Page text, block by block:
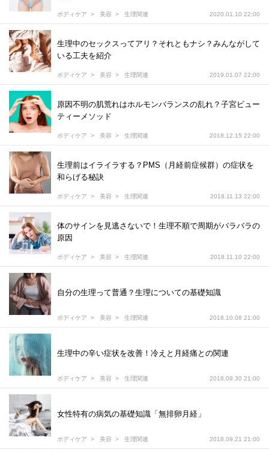
ボディケア 美容 生理関連 2020.01.10 22:00
生理中のセックスってアリ？それともナシ？みんながして
いる工夫を紹介
ボディケア 美容 生理関連 2019.01.07 22:00
原因不明の肌荒れはホルモンバランスの乱れ？子宮ビュー
ティーメソッド
ボディケア 美容 生理関連 2018.12.15 22:00
生理前はイライラする？PMS（月経前症候群）の症状を
和らげる秘訣
ボディケア 美容 生理関連 2018.11.13 22:00
体のサインを見逃さないで！生理不順で周期がバラバラの
原因
ボディケア 美容 生理関連 2018.11.10 22:00
自分の生理って普通？生理についての基礎知識
ボディケア 美容 生理関連 2018.10.08 21:00
生理中の辛い症状を改善！冷えと月経痛との関連
ボディケア 美容 生理関連 2018.09.30 21:00
女性特有の病気の基礎知識「無排卵月経」
ボディケア 美容 生理関連 2018.09.21 21:00